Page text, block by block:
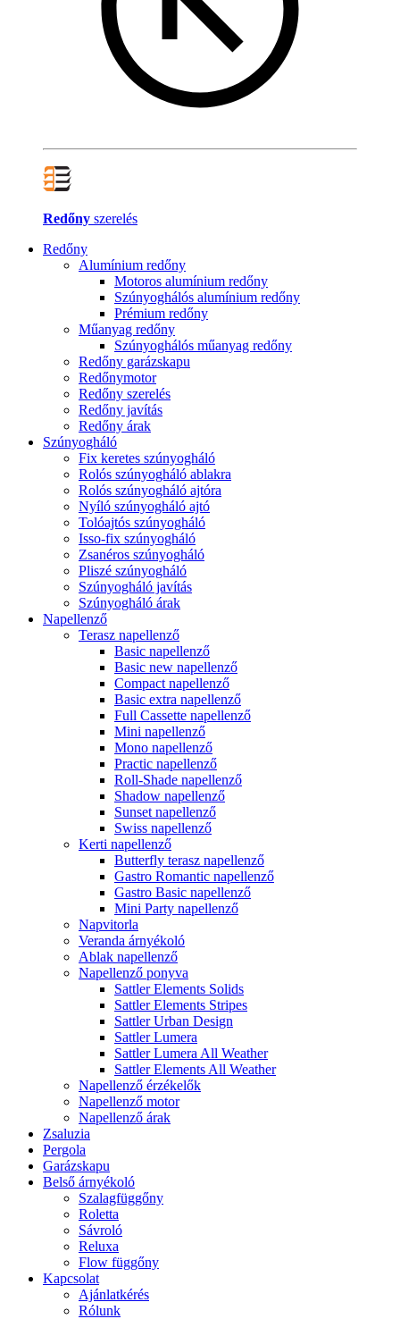
Redőny szerelés
Redőny
Alumínium redőny
Motoros alumínium redőny
Szúnyoghálós alumínium redőny
Prémium redőny
Műanyag redőny
Szúnyoghálós műanyag redőny
Redőny garázskapu
Redőnymotor
Redőny szerelés
Redőny javítás
Redőny árak
Szúnyogháló
Fix keretes szúnyogháló
Rolós szúnyogháló ablakra
Rolós szúnyogháló ajtóra
Nyíló szúnyogháló ajtó
Tolóajtós szúnyogháló
Isso-fix szúnyogháló
Zsanéros szúnyogháló
Pliszé szúnyogháló
Szúnyogháló javítás
Szúnyogháló árak
Napellenző
Terasz napellenző
Basic napellenző
Basic new napellenző
Compact napellenző
Basic extra napellenző
Full Cassette napellenző
Mini napellenző
Mono napellenző
Practic napellenző
Roll-Shade napellenző
Shadow napellenző
Sunset napellenző
Swiss napellenző
Kerti napellenző
Butterfly terasz napellenző
Gastro Romantic napellenző
Gastro Basic napellenző
Mini Party napellenző
Napvitorla
Veranda árnyékoló
Ablak napellenző
Napellenző ponyva
Sattler Elements Solids
Sattler Elements Stripes
Sattler Urban Design
Sattler Lumera
Sattler Lumera All Weather
Sattler Elements All Weather
Napellenző érzékelők
Napellenző motor
Napellenző árak
Zsaluzia
Pergola
Garázskapu
Belső árnyékoló
Szalagfüggőny
Roletta
Sávroló
Reluxa
Flow függőny
Kapcsolat
Ajánlatkérés
Rólunk